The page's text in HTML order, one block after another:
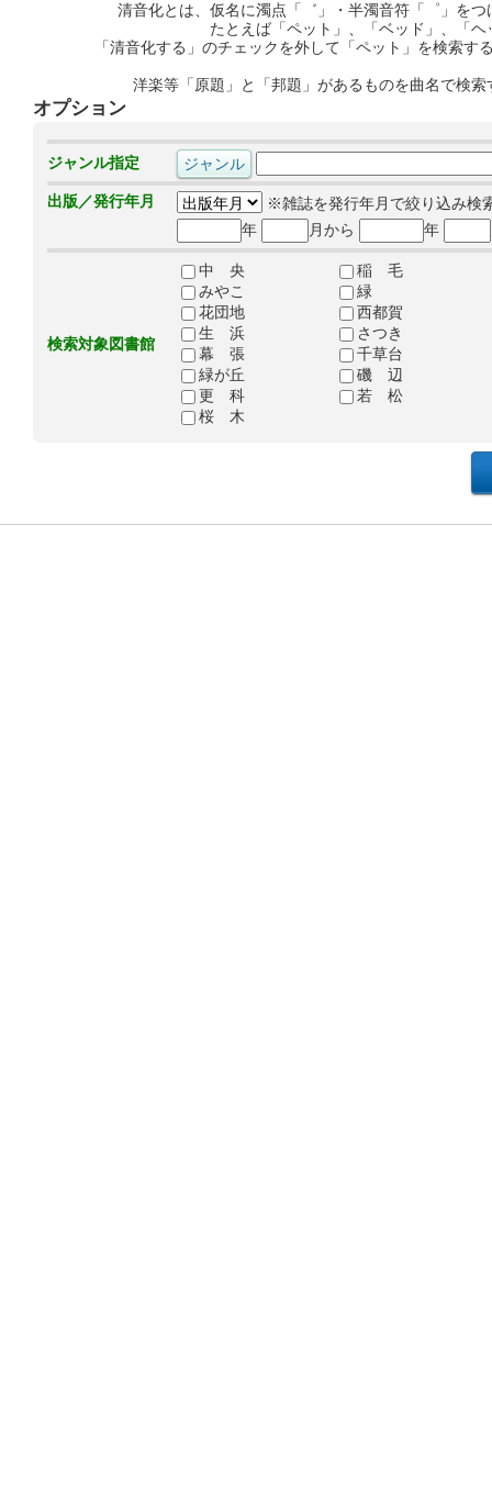
清音化とは、仮名に濁点「゛」・半濁音符「゜」を
たとえば「ペット」、「ベッド」、「
「清音化する」のチェックを外して「ペット」を検索
洋楽等「原題」と「邦題」があるものを曲名で検
オプション
ジャンル指定
出版／発行年月
※雑誌を発行年月で絞り込み検
年
月から 年
検索対象図書館
中 央
稲 毛
みやこ
緑
花団地
西都賀
生 浜
さつき
幕 張
千草台
緑が丘
磯 辺
更 科
若 松
桜 木